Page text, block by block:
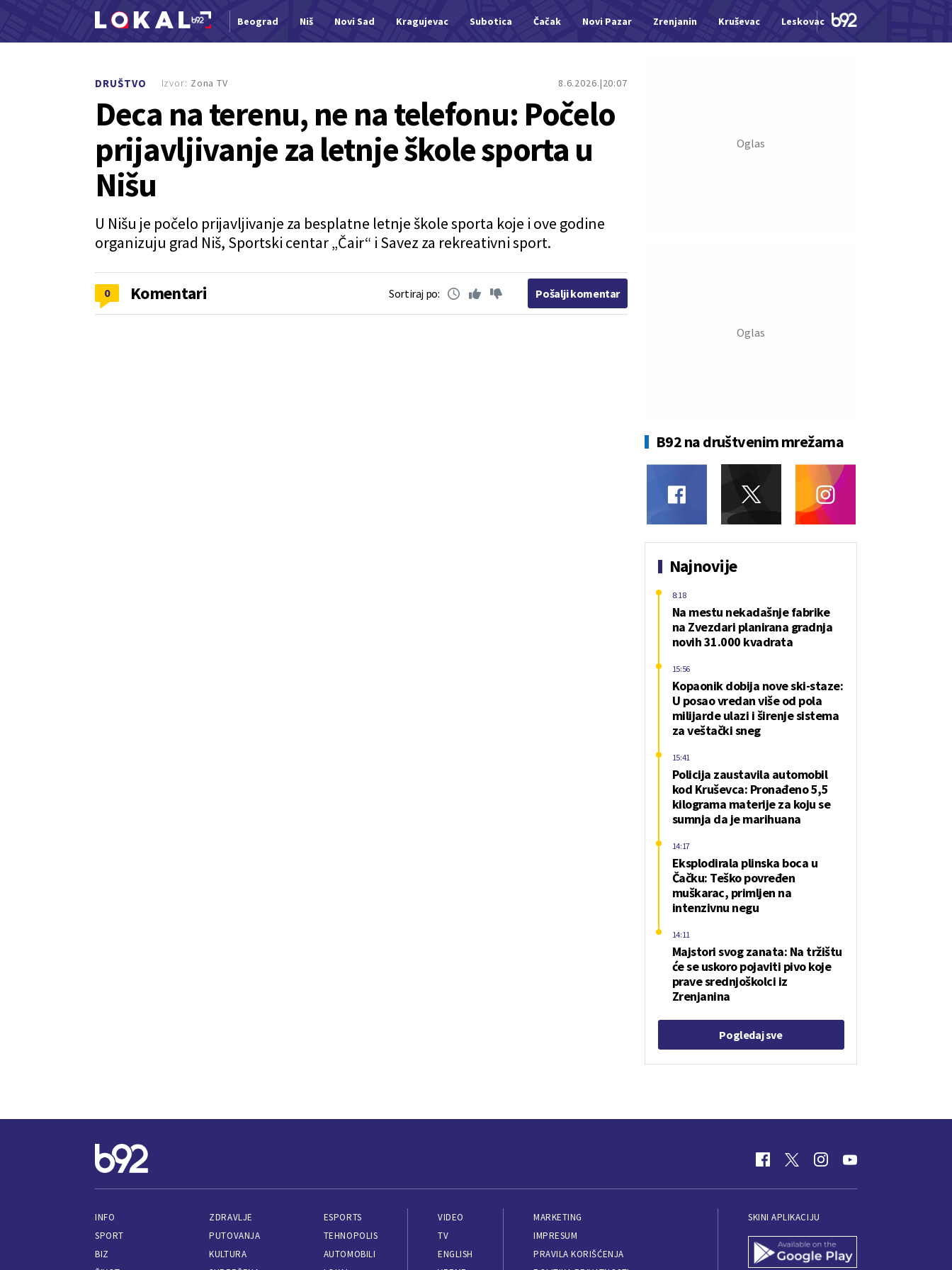
Beograd Niš Novi Sad Kragujevac Subotica Čačak Novi Pazar Zrenjanin Kruševac Leskovac Jagodina
DRUŠTVO 8.6.2026. 20:07
Deca na terenu, ne na telefonu: Počelo
prijavljivanje za letnje škole sporta u
Nišu
U Nišu je počelo prijavljivanje za besplatne letnje škole sporta koje i ove godine
organizuju grad Niš, Sportski centar „Čair“ i Savez za rekreativni sport.
Izvor: Zona TV
0 Komentari Sortiraj po: Pošalji komentar
B92 na društvenim mrežama
Najnovije
Na mestu nekadašnje fabrike
na Zvezdari planirana gradnja
novih 31.000 kvadrata
8:18
Kopaonik dobija nove ski-staze:
U posao vredan više od pola
milijarde ulazi i širenje sistema
za veštački sneg
15:56
Policija zaustavila automobil
kod Kruševca: Pronađeno 5,5
kilograma materije za koju se
sumnja da je marihuana
15:41
Eksplodirala plinska boca u
Čačku: Teško povređen
muškarac, primljen na
intenzivnu negu
14:17
Majstori svog zanata: Na tržištu
će se uskoro pojaviti pivo koje
prave srednjoškolci iz
Zrenjanina
14:11
Pogledaj sve
INFO
SPORT
BIZ
ZDRAVLJE
PUTOVANJA
KULTURA
ESPORTS
TEHNOPOLIS
AUTOMOBILI
VIDEO
TV
ENGLISH
MARKETING
IMPRESUM
PRAVILA KORIŠĆENJA
SKINI APLIKACIJU